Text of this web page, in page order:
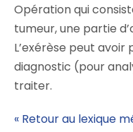
Opération qui
tumeur, une partie
L’exérèse peut
diagnostic (pour
traiter.
« Retour au lexique